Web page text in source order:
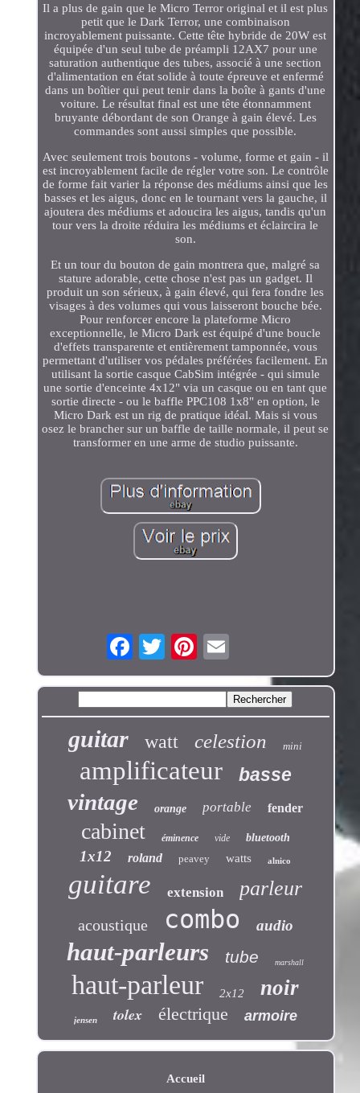
Il a plus de gain que le Micro Terror original et il est plus
petit que le Dark Terror, une combinaison
incroyablement puissante. Cette tête hybride de 20W est
équipée d'un seul tube de préampli 12AX7 pour une
saturation authentique des tubes, associé à une section
d'alimentation en état solide à toute épreuve et enfermé
dans un boîtier qui peut tenir dans la boîte à gants d'une
voiture. Le résultat final est une tête étonnamment
bruyante débordant de son Orange à gain élevé. Les
commandes sont aussi simples que possible.
Avec seulement trois boutons - volume, forme et gain - il
est incroyablement facile de régler votre son. Le contrôle
de forme fait varier la réponse des médiums ainsi que les
basses et les aigus, donc en le tournant vers la gauche, il
ajoutera des médiums et adoucira les aigus, tandis qu'un
tour vers la droite réduira les médiums et éclaircira le
son.
Et un tour du bouton de gain montrera que, malgré sa
stature adorable, cette chose n'est pas un gadget. Il
produit un son sérieux, à gain élevé, qui fera fondre les
visages à des volumes qui vous laisseront bouche bée.
Pour renforcer encore la plateforme Micro
exceptionnelle, le Micro Dark est équipé d'une boucle
d'effets transparente et entièrement tamponnée, vous
permettant d'utiliser vos pédales préférées facilement. En
utilisant la sortie casque CabSim intégrée - qui simule
une sortie d'enceinte 4x12" via un casque ou en tant que
sortie directe - ou le baffle PPC108 1x8" en option, le
Micro Dark est un rig de pratique idéal. Mais si vous
osez le brancher sur un baffle de taille normale, il peut se
transformer en une arme de studio puissante.
guitar watt celestion mini
amplificateur basse
vintage orange portable fender
cabinet éminence vide bluetooth
1x12 roland peavey watts alnico
guitare extension parleur
acoustique combo audio
haut-parleurs tube marshall
haut-parleur 2x12 noir
jensen tolex électrique armoire
Accueil